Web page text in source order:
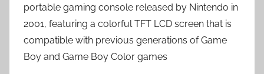
portable gaming console released by Nintendo in
2001, featuring a colorful TFT LCD screen that is
compatible with previous generations of Game
Boy and Game Boy Color games